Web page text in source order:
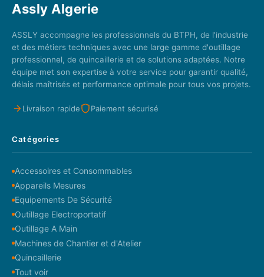
Assly Algerie
ASSLY accompagne les professionnels du BTPH, de l'industrie
et des métiers techniques avec une large gamme d'outillage
professionnel, de quincaillerie et de solutions adaptées. Notre
équipe met son expertise à votre service pour garantir qualité,
délais maîtrisés et performance optimale pour tous vos projets.
Livraison rapide Paiement sécurisé
Catégories
Accessoires et Consommables
Appareils Mesures
Equipements De Sécurité
Outillage Electroportatif
Outillage A Main
Machines de Chantier et d'Atelier
Quincaillerie
Tout voir